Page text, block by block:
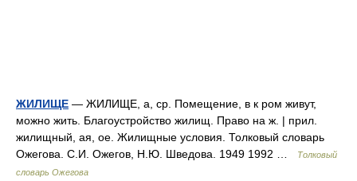
ЖИЛИЩЕ — ЖИЛИЩЕ, а, ср. Помещение, в к ром живут,
можно жить. Благоустройство жилищ. Право на ж. | прил.
жилищный, ая, ое. Жилищные условия. Толковый словарь
Ожегова. С.И. Ожегов, Н.Ю. Шведова. 1949 1992 …
Толковый
словарь Ожегова